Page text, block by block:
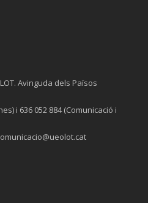
Avinguda dels Països
i 636 052 884 (Comunicació i